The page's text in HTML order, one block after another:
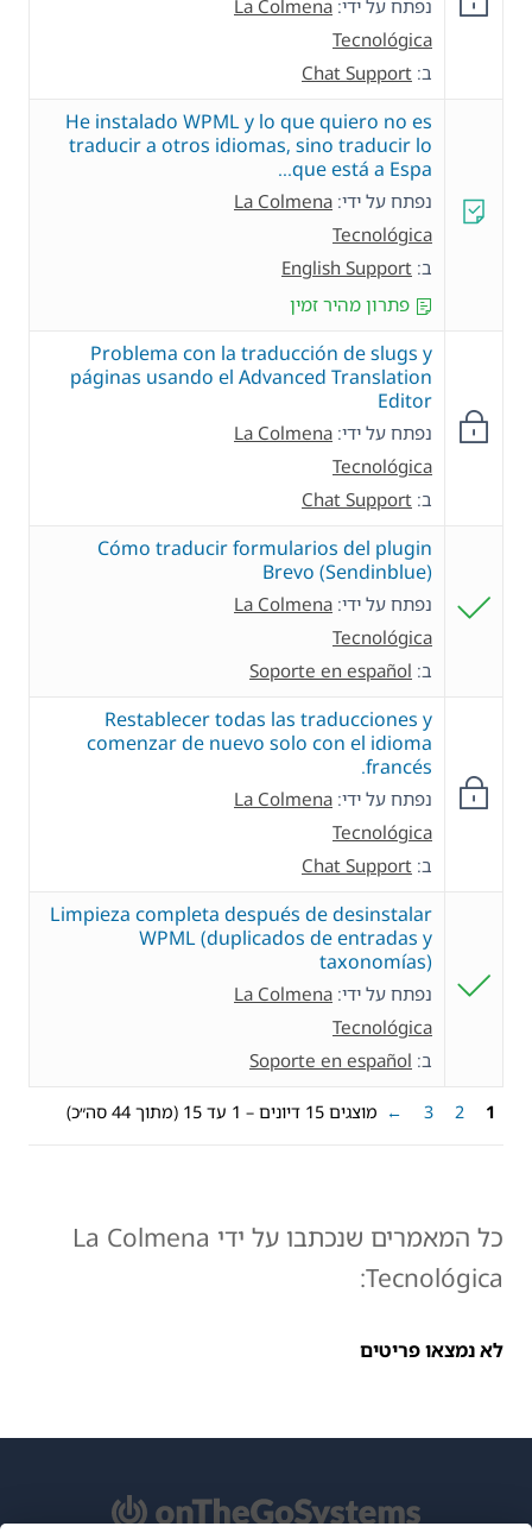
נפתח על ידי: La Colmena
Tecnológica
ב: Chat Support
He instalado WPML y lo que quiero no es
traducir a otros idiomas, sino traducir lo
que está a Espa…
נפתח על ידי: La Colmena
Tecnológica
ב: English Support
פתרון מהיר זמין
Problema con la traducción de slugs y
páginas usando el Advanced Translation
Editor
נפתח על ידי: La Colmena
Tecnológica
ב: Chat Support
Cómo traducir formularios del plugin
Brevo (Sendinblue)
נפתח על ידי: La Colmena
Tecnológica
ב: Soporte en español
Restablecer todas las traducciones y
comenzar de nuevo solo con el idioma
francés.
נפתח על ידי: La Colmena
Tecnológica
ב: Chat Support
Limpieza completa después de desinstalar
WPML (duplicados de entradas y
taxonomías)
נפתח על ידי: La Colmena
Tecnológica
ב: Soporte en español
מוצגים 15 דיונים – 1 עד 15 (מתוך 44 סה״כ) 1
2
3
←
כל המאמרים שנכתבו על ידי La Colmena
Tecnológica:
לא נמצאו פריטים